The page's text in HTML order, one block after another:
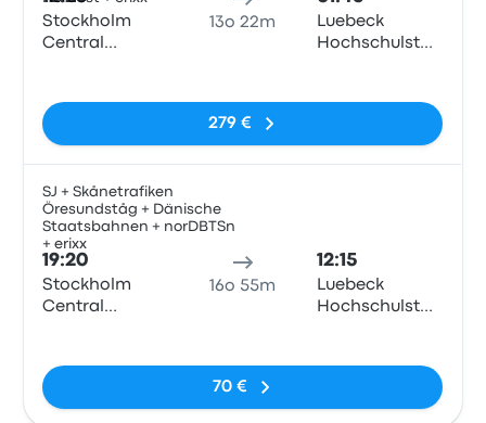
Stockholm
Central
13o 22m
Luebeck
Hochschulstadtteil
279 €
SJ + Skånetrafiken
Öresundståg + Dänische
Staatsbahnen + norDBTSn
+ erixx
19:20
Stockholm
Central
16o 55m
12:15
Luebeck
Hochschulstadtteil
70 €